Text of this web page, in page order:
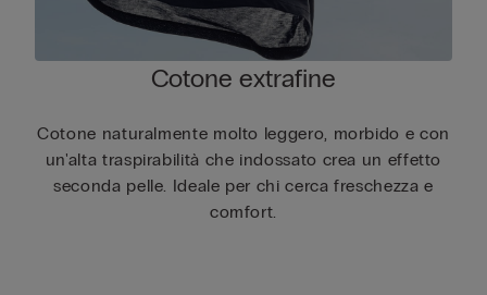
Cotone extrafine
Cotone naturalmente molto leggero, morbido e con
un'alta traspirabilità che indossato crea un effetto
seconda pelle. Ideale per chi cerca freschezza e
comfort.